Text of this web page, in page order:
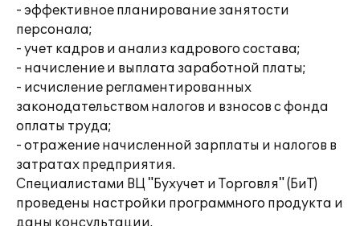
- эффективное планирование занятости
персонала;
- учет кадров и анализ кадрового состава;
- начисление и выплата заработной платы;
- исчисление регламентированных
законодательством налогов и взносов с фонда
оплаты труда;
- отражение начисленной зарплаты и налогов в
затратах предприятия.
Специалистами ВЦ "Бухучет и Торговля" (БиТ)
проведены настройки программного продукта и
даны консультации.